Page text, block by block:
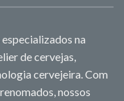
na
de cervejas,
cervejeira. Com
nossos